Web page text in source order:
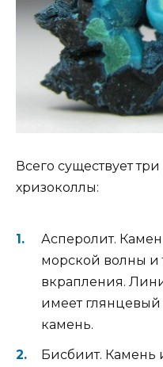
Всего существует
хризоколлы:
Асперолит.
морской волны
вкрапления.
имеет
камень.
Бисбиит. Камень